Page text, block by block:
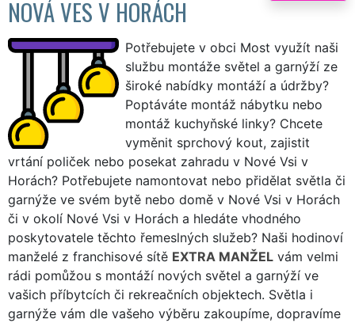
NOVÁ VES V HORÁCH
Potřebujete v obci Most využít naši
službu montáže světel a garnýží ze
široké nabídky montáží a údržby?
Poptáváte montáž nábytku nebo
montáž kuchyňské linky? Chcete
vyměnit sprchový kout, zajistit
vrtání poliček nebo posekat zahradu v Nové Vsi v
Horách? Potřebujete namontovat nebo přidělat světla či
garnýže ve svém bytě nebo domě v Nové Vsi v Horách
či v okolí Nové Vsi v Horách a hledáte vhodného
poskytovatele těchto řemeslných služeb? Naši hodinoví
manželé z franchisové sítě EXTRA MANŽEL vám velmi
rádi pomůžou s montáží nových světel a garnýží ve
vašich příbytcích či rekreačních objektech. Světla i
garnýže vám dle vašeho výběru zakoupíme, dopravíme